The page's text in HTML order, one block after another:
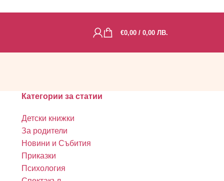
€0,00 / 0,00 ЛВ.
Категории за статии
Детски книжки
За родители
Новини и Събития
Приказки
Психология